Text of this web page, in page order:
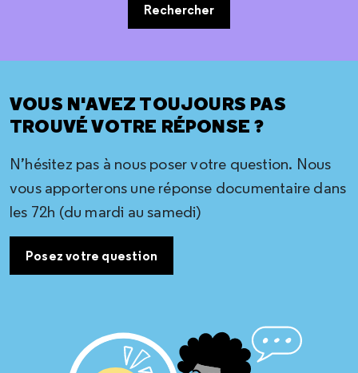
Rechercher
VOUS N'AVEZ TOUJOURS PAS
TROUVÉ VOTRE RÉPONSE ?
N’hésitez pas à nous poser votre question. Nous
vous apporterons une réponse documentaire dans
les 72h (du mardi au samedi)
Posez votre question